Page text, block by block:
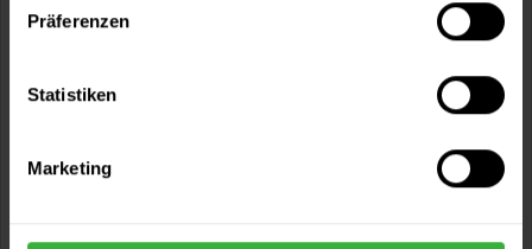
Präferenzen
Statistiken
Marketing